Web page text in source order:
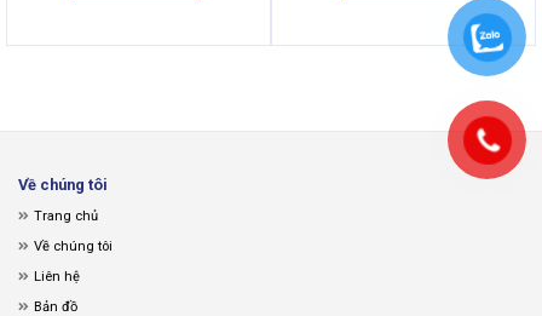
Về chúng tôi
Trang chủ
Về chúng tôi
Liên hệ
Bản đồ